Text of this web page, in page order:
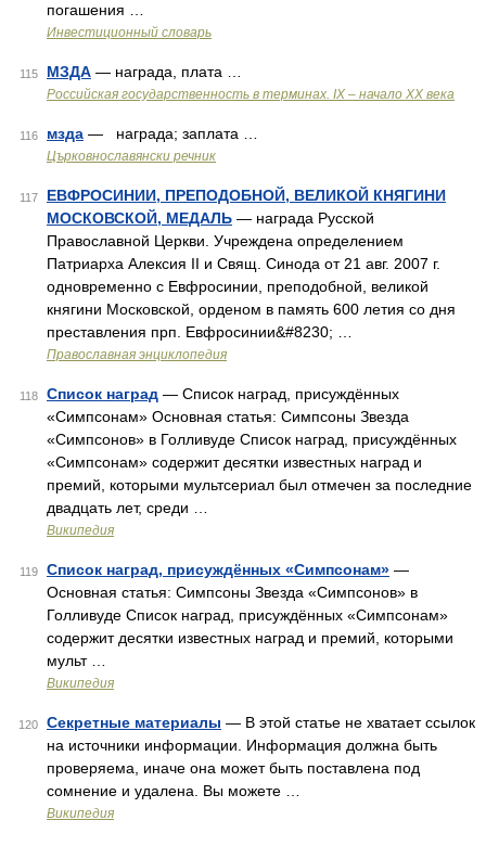
погашения …
Инвестиционный словарь
115 МЗДА — награда, плата …
Российская государственность в терминах. IX – начало XX века
116 мзда — награда; заплата …
Църковнославянски речник
117
ЕВФРОСИНИИ, ПРЕПОДОБНОЙ, ВЕЛИКОЙ КНЯГИНИ
МОСКОВСКОЙ, МЕДАЛЬ — награда Русской
Православной Церкви. Учреждена определением
Патриарха Алексия II и Свящ. Синода от 21 авг. 2007 г.
одновременно с Евфросинии, преподобной, великой
княгини Московской, орденом в память 600 летия со дня
преставления прп. Евфросинии&#8230; …
Православная энциклопедия
118 Список наград — Список наград, присуждённых
«Симпсонам» Основная статья: Симпсоны Звезда
«Симпсонов» в Голливуде Список наград, присуждённых
«Симпсонам» содержит десятки известных наград и
премий, которыми мультсериал был отмечен за последние
двадцать лет, среди …
Википедия
119 Список наград, присуждённых «Симпсонам» —
Основная статья: Симпсоны Звезда «Симпсонов» в
Голливуде Список наград, присуждённых «Симпсонам»
содержит десятки известных наград и премий, которыми
мульт …
Википедия
120 Секретные материалы — В этой статье не хватает ссылок
на источники информации. Информация должна быть
проверяема, иначе она может быть поставлена под
сомнение и удалена. Вы можете …
Википедия